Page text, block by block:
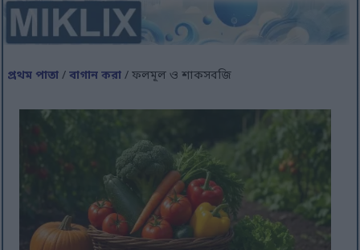
প্রথম পাতা /বাগান করা / ফলমূল ও শাকসবজি